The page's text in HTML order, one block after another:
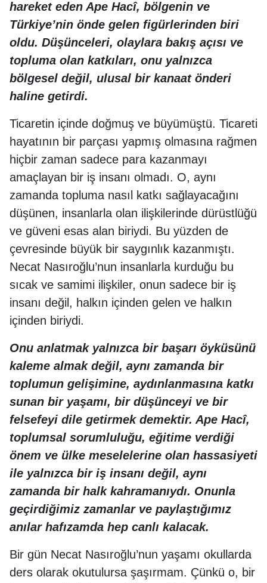
hareket eden Ape Hacî, bölgenin ve
Türkiye’nin önde gelen figürlerinden biri
oldu. Düşünceleri, olaylara bakış açısı ve
topluma olan katkıları, onu yalnızca
bölgesel değil, ulusal bir kanaat önderi
haline getirdi.
Ticaretin içinde doğmuş ve büyümüştü. Ticareti
hayatının bir parçası yapmış olmasına rağmen
hiçbir zaman sadece para kazanmayı
amaçlayan bir iş insanı olmadı. O, aynı
zamanda topluma nasıl katkı sağlayacağını
düşünen, insanlarla olan ilişkilerinde dürüstlüğü
ve güveni esas alan biriydi. Bu yüzden de
çevresinde büyük bir saygınlık kazanmıştı.
Necat Nasıroğlu’nun insanlarla kurduğu bu
sıcak ve samimi ilişkiler, onun sadece bir iş
insanı değil, halkın içinden gelen ve halkın
içinden biriydi.
Onu anlatmak yalnızca bir başarı öyküsünü
kaleme almak değil, aynı zamanda bir
toplumun gelişimine, aydınlanmasına katkı
sunan bir yaşamı, bir düşünceyi ve bir
felsefeyi dile getirmek demektir. Ape Hacî,
toplumsal sorumluluğu, eğitime verdiği
önem ve ülke meselelerine olan hassasiyeti
ile yalnızca bir iş insanı değil, aynı
zamanda bir halk kahramanıydı. Onunla
geçirdiğimiz zamanlar ve paylaştığımız
anılar hafızamda hep canlı kalacak.
Bir gün Necat Nasıroğlu’nun yaşamı okullarda
ders olarak okutulursa şaşırmam. Çünkü o, bir